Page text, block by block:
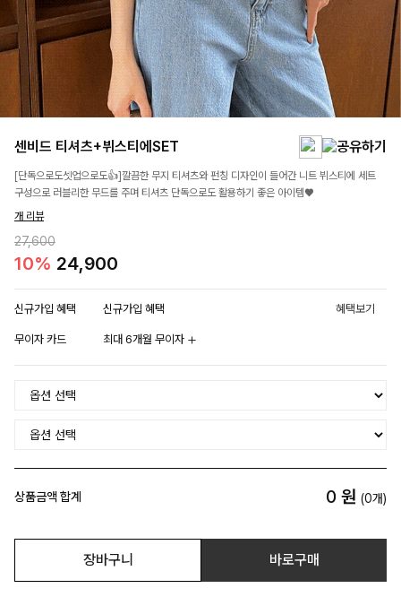
센비드 티셔츠+뷔스티에SET
[단독으로도셋업으로도👍]깔끔한 무지 티셔츠와 펀칭 디자인이 들어간 니트 뷔스티에 세트
구성으로 러블리한 무드를 주며 티셔츠 단독으로도 활용하기 좋은 아이템♥
개 리뷰
27,600
10% 24,900
신규가입 혜택 신규가입 혜택 혜택보기
무이자 카드 최대 6개월 무이자
상품금액 합계 0 원 (0개)
장바구니 바로구매